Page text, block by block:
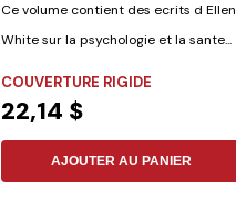
Ce volume contient des ecrits d Ellen
White sur la psychologie et la sante...
COUVERTURE RIGIDE
22,14 $
AJOUTER AU PANIER